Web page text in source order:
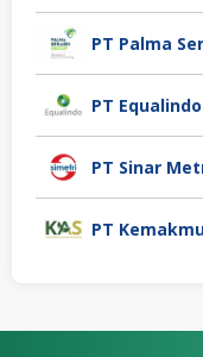
PT Palma
PT Sinar
PT